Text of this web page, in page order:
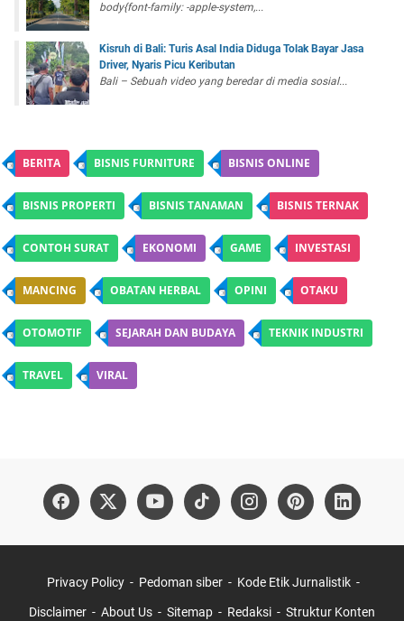
body{font-family: -apple-system,...
Kisruh di Bali: Turis Asal India Diduga Tolak Bayar Jasa
Driver, Nyaris Picu Keributan
Bali – Sebuah video yang beredar di media sosial...
BERITA BISNIS FURNITURE BISNIS ONLINE
BISNIS PROPERTI BISNIS TANAMAN BISNIS TERNAK
CONTOH SURAT EKONOMI GAME INVESTASI
MANCING OBATAN HERBAL OPINI OTAKU
OTOMOTIF SEJARAH DAN BUDAYA TEKNIK INDUSTRI
TRAVEL VIRAL
Privacy Policy Pedoman siber Kode Etik Jurnalistik
Disclaimer About Us Sitemap Redaksi Struktur Konten